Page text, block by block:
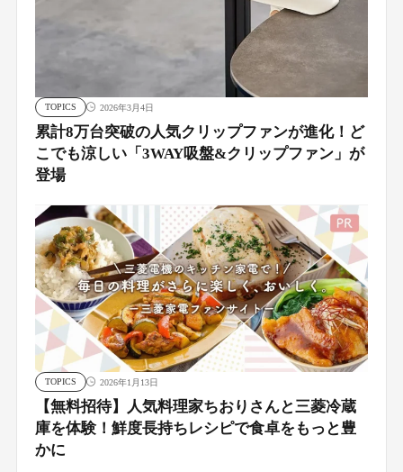
TOPICS 2026年3月4日
累計8万台突破の人気クリップファンが進化！ど
こでも涼しい「3WAY吸盤&クリップファン」が
登場
TOPICS 2026年1月13日
【無料招待】人気料理家ちおりさんと三菱冷蔵
庫を体験！鮮度長持ちレシピで食卓をもっと豊
かに